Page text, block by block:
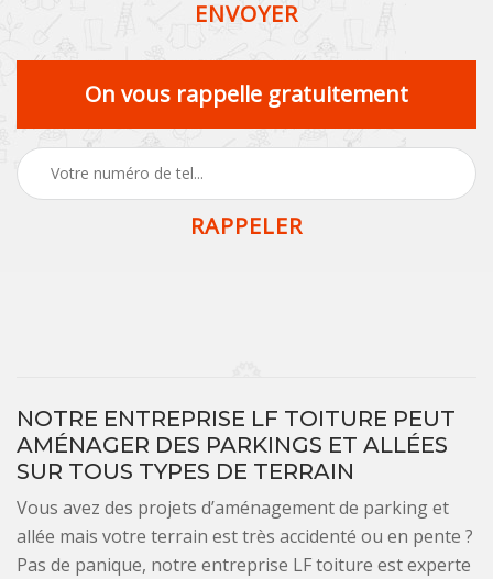
On vous rappelle gratuitement
NOTRE ENTREPRISE LF TOITURE PEUT
AMÉNAGER DES PARKINGS ET ALLÉES
SUR TOUS TYPES DE TERRAIN
Vous avez des projets d’aménagement de parking et
allée mais votre terrain est très accidenté ou en pente ?
Pas de panique, notre entreprise LF toiture est experte